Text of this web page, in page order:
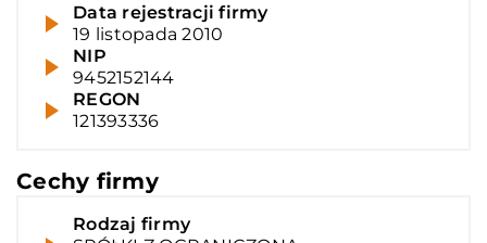
Data rejestracji firmy
19 listopada 2010
NIP
9452152144
REGON
121393336
Cechy firmy
Rodzaj firmy